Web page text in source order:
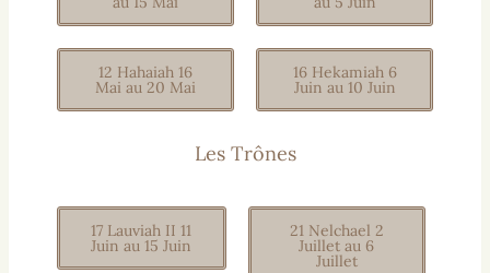
12 Hahaiah 16
Mai au 20 Mai
16 Hekamiah 6
Juin au 10 Juin
Les Trônes
17 Lauviah II 11
Juin au 15 Juin
21 Nelchael 2
Juillet au 6
Juillet